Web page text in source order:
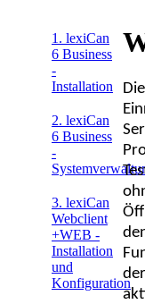
1. lexiCan
6 Business
-
Installation
2. lexiCan
6 Business
-
3. lexiCan
Webclient
+WEB -
Installation
und
Konfiguration